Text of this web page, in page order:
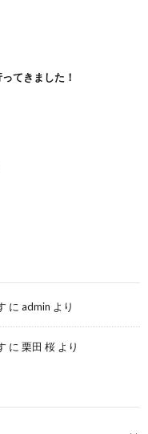
てきました！
に admin より
に 栗田 桜 より